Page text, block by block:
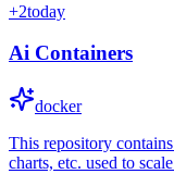
+2today
Ai Containers
docker
This repository
charts, etc. used to